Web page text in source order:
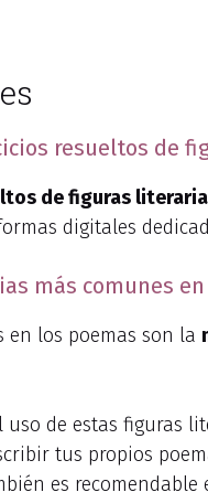
resueltos de
de figuras
digitales
más comunes
en los poemas son la
de estas figuras
tus propios
es